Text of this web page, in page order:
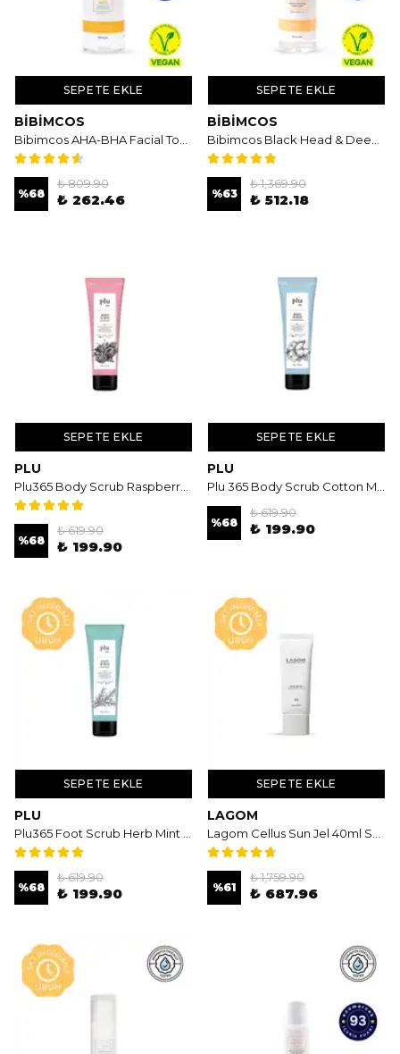
SEPETE EKLE
BIBIMCOS
%68
₺ 809.90
₺ 262.46
SEPETE EKLE
BIBIMCOS
%63
₺ 1,369.90
₺ 512.18
SEPETE EKLE
PLU
%68
₺ 619.90
₺ 199.90
SEPETE EKLE
PLU
%68
₺ 619.90
₺ 199.90
SEPETE EKLE
PLU
%68
₺ 619.90
₺ 199.90
SEPETE EKLE
LAGOM
%61
₺ 1,759.90
₺ 687.96